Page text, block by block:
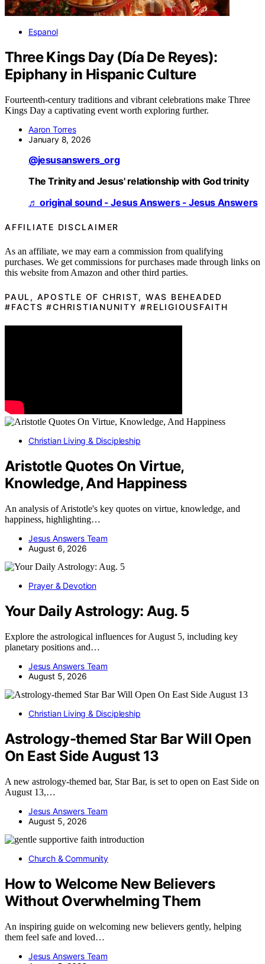
Espanol
Three Kings Day (Día De Reyes):
Epiphany in Hispanic Culture
Fourteenth-century traditions and vibrant celebrations make Three
Kings Day a captivating event worth exploring further.
Aaron Torres
January 8, 2026
@jesusanswers_org
The Trinity and Jesus' relationship with God trinity
♬ original sound - Jesus Answers - Jesus Answers
AFFILIATE DISCLAIMER
As an affiliate, we may earn a commission from qualifying
purchases. We get commissions for purchases made through links on
this website from Amazon and other third parties.
PAUL, APOSTLE OF CHRIST, WAS BEHEADED
#FACTS #CHRISTIANUNITY #RELIGIOUSFAITH
Christian Living & Discipleship
Aristotle Quotes On Virtue,
Knowledge, And Happiness
An analysis of Aristotle's key quotes on virtue, knowledge, and
happiness, highlighting…
Jesus Answers Team
August 6, 2026
Prayer & Devotion
Your Daily Astrology: Aug. 5
Explore the astrological influences for August 5, including key
planetary positions and…
Jesus Answers Team
August 5, 2026
Christian Living & Discipleship
Astrology-themed Star Bar Will Open
On East Side August 13
A new astrology-themed bar, Star Bar, is set to open on East Side on
August 13,…
Jesus Answers Team
August 5, 2026
Church & Community
How to Welcome New Believers
Without Overwhelming Them
An inspiring guide on welcoming new believers gently, helping
them feel safe and loved…
Jesus Answers Team